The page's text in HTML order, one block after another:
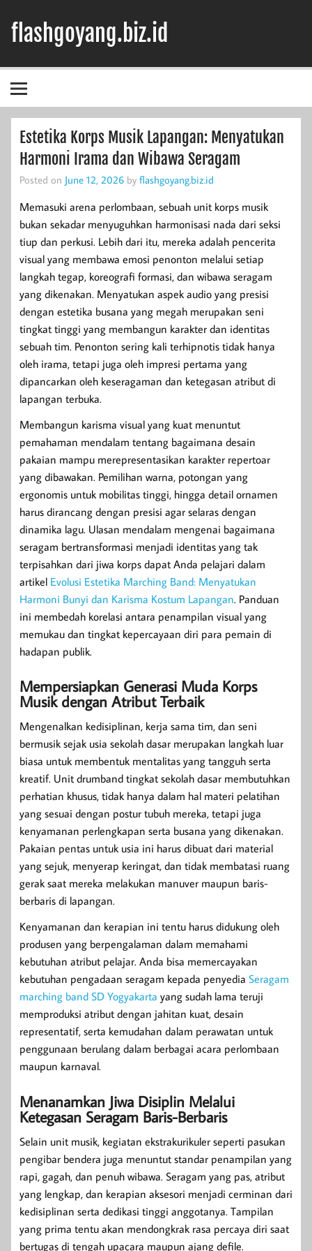
content
flashgoyang.biz.id
Estetika Korps Musik Lapangan: Menyatukan
Harmoni Irama dan Wibawa Seragam
Posted on June 12, 2026 by flashgoyang.biz.id
Memasuki arena perlombaan, sebuah unit korps musik
bukan sekadar menyuguhkan harmonisasi nada dari seksi
tiup dan perkusi. Lebih dari itu, mereka adalah pencerita
visual yang membawa emosi penonton melalui setiap
langkah tegap, koreografi formasi, dan wibawa seragam
yang dikenakan. Menyatukan aspek audio yang presisi
dengan estetika busana yang megah merupakan seni
tingkat tinggi yang membangun karakter dan identitas
sebuah tim. Penonton sering kali terhipnotis tidak hanya
oleh irama, tetapi juga oleh impresi pertama yang
dipancarkan oleh keseragaman dan ketegasan atribut di
lapangan terbuka.
Membangun karisma visual yang kuat menuntut
pemahaman mendalam tentang bagaimana desain
pakaian mampu merepresentasikan karakter repertoar
yang dibawakan. Pemilihan warna, potongan yang
ergonomis untuk mobilitas tinggi, hingga detail ornamen
harus dirancang dengan presisi agar selaras dengan
dinamika lagu. Ulasan mendalam mengenai bagaimana
seragam bertransformasi menjadi identitas yang tak
terpisahkan dari jiwa korps dapat Anda pelajari dalam
artikel Evolusi Estetika Marching Band: Menyatukan
Harmoni Bunyi dan Karisma Kostum Lapangan. Panduan
ini membedah korelasi antara penampilan visual yang
memukau dan tingkat kepercayaan diri para pemain di
hadapan publik.
Mempersiapkan Generasi Muda Korps
Musik dengan Atribut Terbaik
Mengenalkan kedisiplinan, kerja sama tim, dan seni
bermusik sejak usia sekolah dasar merupakan langkah luar
biasa untuk membentuk mentalitas yang tangguh serta
kreatif. Unit drumband tingkat sekolah dasar membutuhkan
perhatian khusus, tidak hanya dalam hal materi pelatihan
yang sesuai dengan postur tubuh mereka, tetapi juga
kenyamanan perlengkapan serta busana yang dikenakan.
Pakaian pentas untuk usia ini harus dibuat dari material
yang sejuk, menyerap keringat, dan tidak membatasi ruang
gerak saat mereka melakukan manuver maupun baris-
berbaris di lapangan.
Kenyamanan dan kerapian ini tentu harus didukung oleh
produsen yang berpengalaman dalam memahami
kebutuhan atribut pelajar. Anda bisa memercayakan
kebutuhan pengadaan seragam kepada penyedia Seragam
marching band SD Yogyakarta yang sudah lama teruji
memproduksi atribut dengan jahitan kuat, desain
representatif, serta kemudahan dalam perawatan untuk
penggunaan berulang dalam berbagai acara perlombaan
maupun karnaval.
Menanamkan Jiwa Disiplin Melalui
Ketegasan Seragam Baris-Berbaris
Selain unit musik, kegiatan ekstrakurikuler seperti pasukan
pengibar bendera juga menuntut standar penampilan yang
rapi, gagah, dan penuh wibawa. Seragam yang pas, atribut
yang lengkap, dan kerapian aksesori menjadi cerminan dari
kedisiplinan serta dedikasi tinggi anggotanya. Tampilan
yang prima tentu akan mendongkrak rasa percaya diri saat
bertugas di tengah upacara maupun ajang defile.